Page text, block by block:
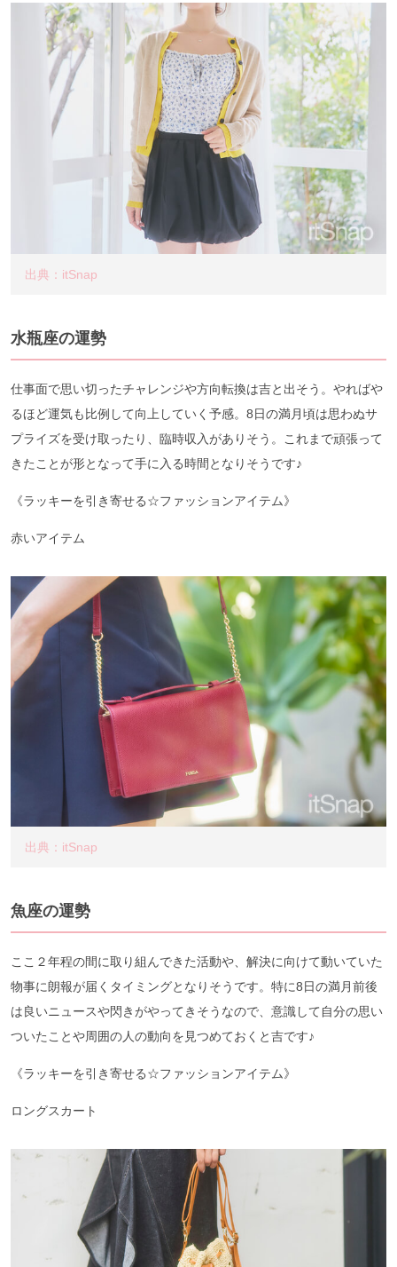
出典：itSnap
水瓶座の運勢
仕事面で思い切ったチャレンジや方向転換は吉と出そう。やればや
るほど運気も比例して向上していく予感。8日の満月頃は思わぬサ
プライズを受け取ったり、臨時収入がありそう。これまで頑張って
きたことが形となって手に入る時間となりそうです♪
《ラッキーを引き寄せる☆ファッションアイテム》
赤いアイテム
出典：itSnap
魚座の運勢
ここ２年程の間に取り組んできた活動や、解決に向けて動いていた
物事に朗報が届くタイミングとなりそうです。特に8日の満月前後
は良いニュースや閃きがやってきそうなので、意識して自分の思い
ついたことや周囲の人の動向を見つめておくと吉です♪
《ラッキーを引き寄せる☆ファッションアイテム》
ロングスカート